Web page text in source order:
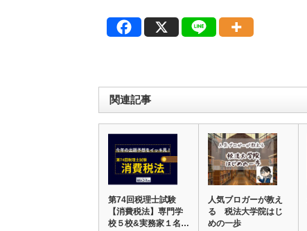
関連記事
第74回税理士試験
【消費税法】専門学
校５校&実務家１名…
人気ブロガーが教え
る 税法大学院はじ
めの一歩